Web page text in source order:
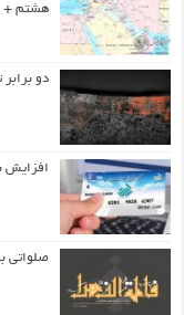
هشتم +
دو
افزایش
صلواتی